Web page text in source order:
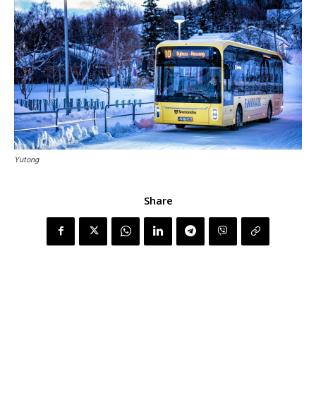
Yutong
Share